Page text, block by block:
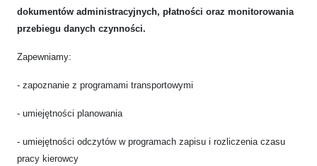
dokumentów administracyjnych, płatności oraz monitorowania
przebiegu danych czynności.
Zapewniamy:
- zapoznanie z programami transportowymi
- umiejętności planowania
- umiejętności odczytów w programach zapisu i rozliczenia czasu
pracy kierowcy